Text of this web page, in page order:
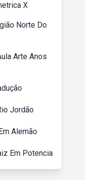
X
Norte Do
Arte Anos
Jordão
Alemão
Em Potencia